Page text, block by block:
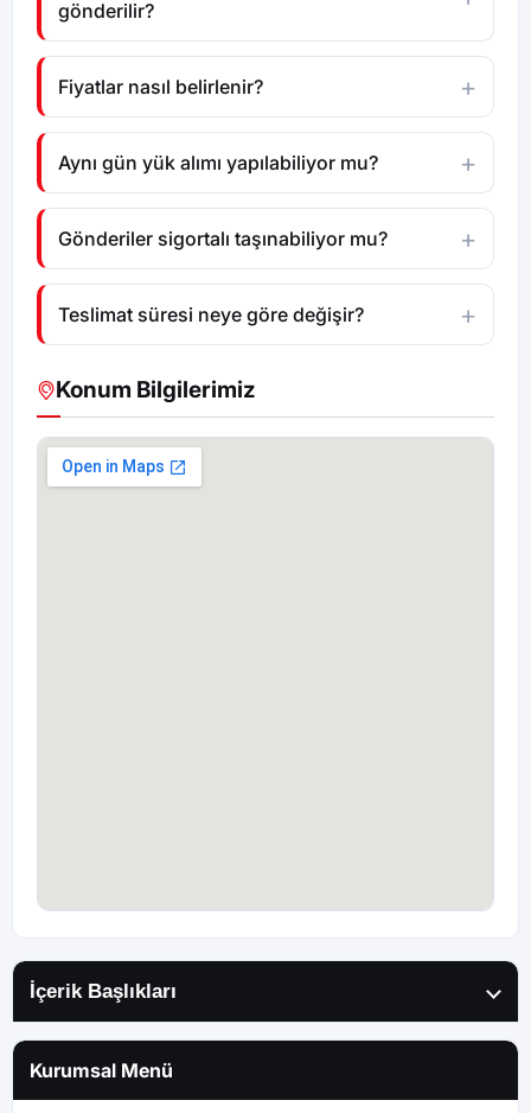
gönderilir?
Fiyatlar nasıl belirlenir?
Aynı gün yük alımı yapılabiliyor mu?
Gönderiler sigortalı taşınabiliyor mu?
Teslimat süresi neye göre değişir?
Konum Bilgilerimiz
İçerik Başlıkları
Kurumsal Menü